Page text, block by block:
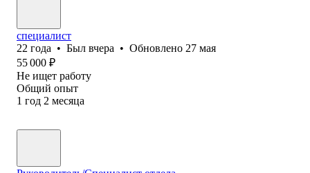
специалист
22 года • Был вчера • Обновлено 27 мая
55 000 ₽
Не ищет работу
Общий опыт
1 год 2 месяца